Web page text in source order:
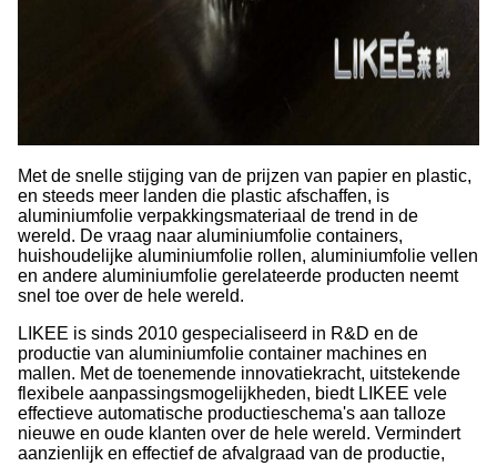
Met de snelle stijging van de prijzen van papier en plastic,
en steeds meer landen die plastic afschaffen, is
aluminiumfolie verpakkingsmateriaal de trend in de
wereld. De vraag naar aluminiumfolie containers,
huishoudelijke aluminiumfolie rollen, aluminiumfolie vellen
en andere aluminiumfolie gerelateerde producten neemt
snel toe over de hele wereld.
LIKEE is sinds 2010 gespecialiseerd in R&D en de
productie van aluminiumfolie container machines en
mallen. Met de toenemende innovatiekracht, uitstekende
flexibele aanpassingsmogelijkheden, biedt LIKEE vele
effectieve automatische productieschema's aan talloze
nieuwe en oude klanten over de hele wereld. Vermindert
aanzienlijk en effectief de afvalgraad van de productie,